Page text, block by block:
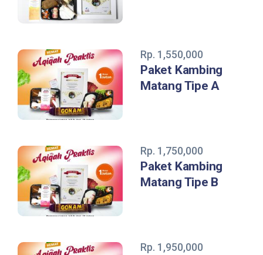
Rp. 1,550,000
Paket Kambing
Matang Tipe A
Rp. 1,750,000
Paket Kambing
Matang Tipe B
Rp. 1,950,000